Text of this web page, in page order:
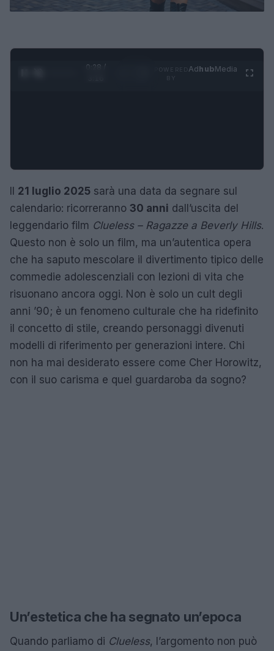
0:29 /
AdhubMedia
Il 21 luglio 2025 sarà una data da segnare sul
calendario: ricorreranno 30 anni dall’uscita del
leggendario film Clueless – Ragazze a Beverly Hills.
Questo non è solo un film, ma un’autentica opera
che ha saputo mescolare il divertimento tipico delle
commedie adolescenziali con lezioni di vita che
risuonano ancora oggi. Non è solo un cult degli
anni ’90; è un fenomeno culturale che ha ridefinito
il concetto di stile, creando personaggi divenuti
modelli di riferimento per generazioni intere. Chi
non ha mai desiderato essere come Cher Horowitz,
con il suo carisma e quel guardaroba da sogno?
Un’estetica che ha segnato un’epoca
Quando parliamo di Clueless, l’argomento non può